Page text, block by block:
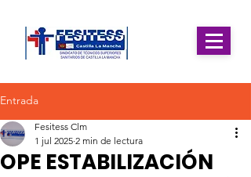
Entrada
OPE ESTABILIZACIÓN
Fesitess Clm
1 jul 2025 2 min de lectura